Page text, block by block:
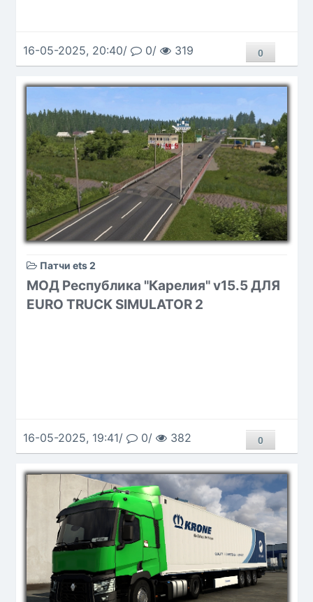
16-05-2025, 20:40/ 0/ 319 0
Патчи ets 2
МОД Республика "Карелия" v15.5 ДЛЯ
EURO TRUCK SIMULATOR 2
16-05-2025, 19:41/ 0/ 382 0